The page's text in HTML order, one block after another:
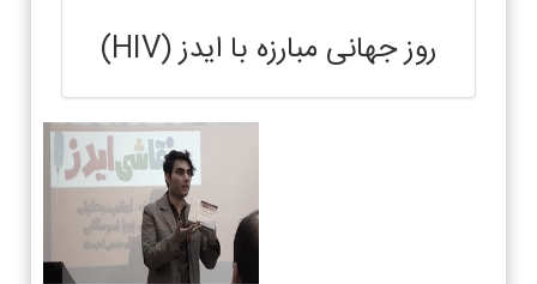
روز جهانی مبارزه با ایدز (HIV)